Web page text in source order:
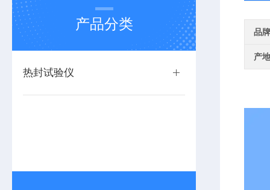
产品分类
热封试验仪
品牌
产